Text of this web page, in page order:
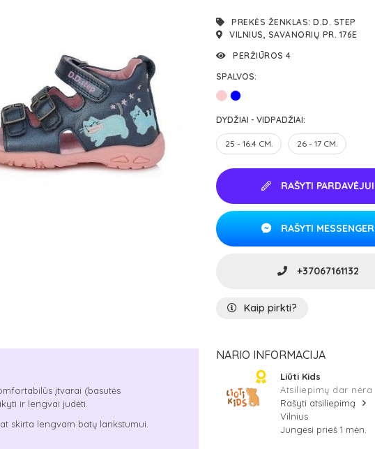
PREKĖS ŽENKLAS: D.D. STEP
VILNIUS, SAVANORIŲ PR. 176E
PERŽIŪROS 4
SPALVOS:
DYDŽIAI - VIDPADŽIAI:
25 - 16.4 CM. 26 - 17 CM.
RAŠYTI PARDAVĖJUI
RAŠYTI MESSENGER
+37067161132
Kaip pirkti?
įtvarai (basutės
ir lengvai judėti.
skirta lengvam batų lankstumui.
NARIO INFORMACIJA
Liūti Kids
Atsiliepimų dar nėra
Rašyti atsiliepimą
Vilnius
Jungėsi prieš 1 mėn.